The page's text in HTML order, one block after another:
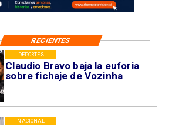
Claudio Bravo baja la euforia
sobre fichaje de Vozinha
DEPORTES
NACIONAL
RECIENTES